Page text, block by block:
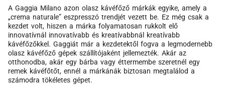
A Gaggia Milano azon olasz kávéfőző márkák egyike, amely a
„crema naturale” eszpresszó trendjét vezett be. Ez még csak a
kezdet volt, hiszen a márka folyamatosan rukkolt elő
innovatívnál innovatívabb és kreatívabbnál kreatívabb
kávéfőzőkkel. Gaggiát már a kezdetektől fogva a legmodernebb
olasz kávéfőző gépek szállítójaként jellemezték. Akár az
otthonodba, akár egy bárba vagy éttermembe szeretnél egy
remek kávéfőtőt, ennél a márkánák biztosan megtalálod a
számodra tökéletes gépet.